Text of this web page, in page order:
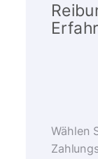
Wählen